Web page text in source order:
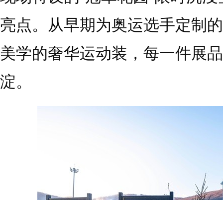
亮点。从早期为奥运选手定制
美学的奢华运动装，每一件展
淀。